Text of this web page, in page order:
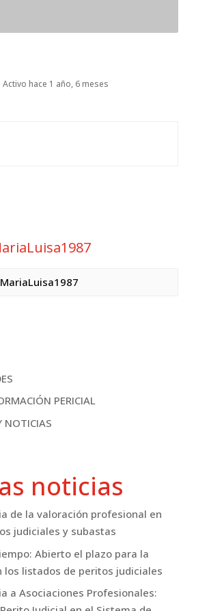
Activo hace 1 año, 6 meses
MariaLuisa1987
PERICIAL
NOTICIAS
noticias
de la valoración profesional en
judiciales y subastas
Abierto el plazo para la
los listados de peritos judiciales
a Asociaciones Profesionales: